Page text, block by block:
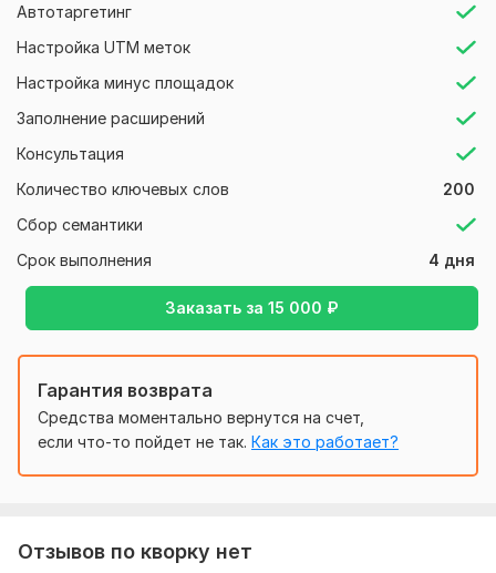
Автотаргетинг
Настройка UTM меток
Настройка минус площадок
Заполнение расширений
Консультация
Количество ключевых слов
200
Сбор семантики
Срок выполнения
4 дня
Заказать за 15 000 ₽
1) Предоставить доступы к аккаунту, где располагается
рекламная компания
2) Доступ к Яндекс Метрике
3) Регион показов
4) Недельный бюджет
5) Ссылку на сайт или продвигаемый товар
Тип:
Создание и настройка
Гарантия возврата
Средства моментально вернутся на счет,
если что-то пойдет не так. Как это работает?
Отзывов по кворку нет